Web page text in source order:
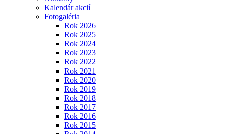
Kalendár akcií
Fotogaléria
Rok 2026
Rok 2025
Rok 2024
Rok 2023
Rok 2022
Rok 2021
Rok 2020
Rok 2019
Rok 2018
Rok 2017
Rok 2016
Rok 2015